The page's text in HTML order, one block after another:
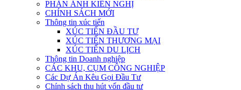
PHẢN ÁNH KIẾN NGHỊ
CHÍNH SÁCH MỚI
Thông tin xúc tiến
XÚC TIẾN ĐẦU TƯ
XÚC TIẾN THƯƠNG MẠI
XÚC TIẾN DU LỊCH
Thông tin Doanh nghiệp
CÁC KHU, CỤM CÔNG NGHIỆP
Các Dự Án Kêu Gọi Đầu Tư
Chính sách thu hút vốn đầu tư